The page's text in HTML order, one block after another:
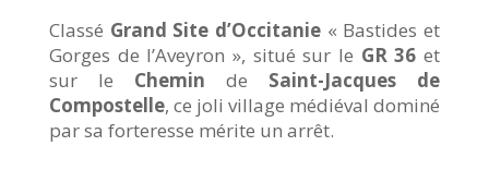
Classé Grand Site d’Occitanie « Bastides et
Gorges de l’Aveyron », situé sur le GR 36 et
sur le Chemin de Saint-Jacques de
Compostelle, ce joli village médiéval dominé
par sa forteresse mérite un arrêt.